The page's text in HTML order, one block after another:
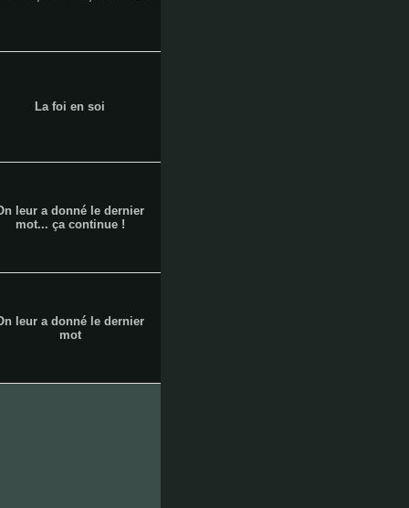
les
La foi en soi
leur a donné le dernier
mot... ça continue !
leur a donné le dernier
mot